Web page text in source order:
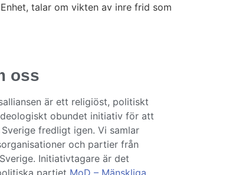
talar om vikten av inre frid som
oss
är ett religiöst, politiskt
obundet initiativ för att
fredligt igen. Vi samlar
och partier från
Initiativtagare är det
partiet MoD – Mänskliga